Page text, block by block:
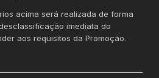
acima será realizada de forma
imediata do
aos requisitos da Promoção.